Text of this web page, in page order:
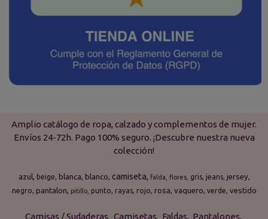
Amplio catálogo de ropa, calzado y complementos de mujer.
Envíos 24-72h. Pago 100% seguro. ¡Descubre nuestra nueva
colección!
azul beige blanca blanco camiseta falda flores gris jeans jersey
negro pantalon pitillo punto rayas rojo rosa vaquero verde vestido
Camisas / Sudaderas Camisetas Faldas Pantalones